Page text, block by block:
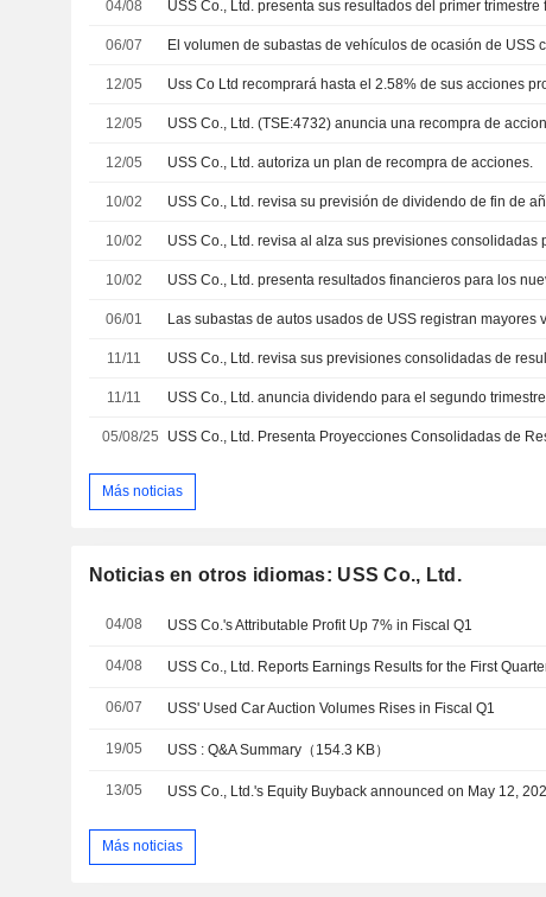
04/08
06/07
12/05
12/05
12/05 USS Co., Ltd. autoriza un plan de recompra de acciones.
10/02
10/02
10/02
06/01
11/11
11/11
05/08/25
Más noticias
Noticias en otros idiomas: USS Co., Ltd.
04/08 USS Co.'s Attributable Profit Up 7% in Fiscal Q1
04/08
06/07 USS' Used Car Auction Volumes Rises in Fiscal Q1
19/05 USS : Q&A Summary（154.3 KB）
13/05
Más noticias